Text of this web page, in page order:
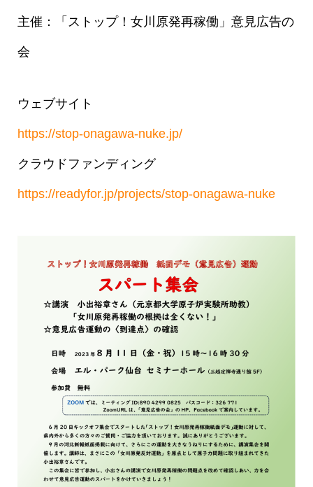
主催：「ストップ！女川原発再稼働」意見広告の
会
ウェブサイト
https://stop-onagawa-nuke.jp/
クラウドファンディング
https://readyfor.jp/projects/stop-onagawa-nuke